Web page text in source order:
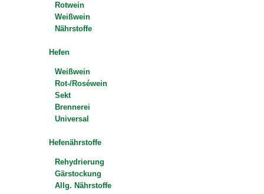
Rotwein
Weißwein
Nährstoffe
Hefen
Weißwein
Rot-/Roséwein
Sekt
Brennerei
Universal
Hefenährstoffe
Rehydrierung
Gärstockung
Allg. Nährstoffe